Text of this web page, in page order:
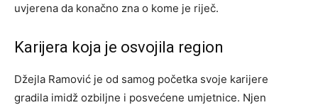
uvjerena da konačno zna o kome je riječ.
Karijera koja je osvojila region
Džejla Ramović je od samog početka svoje karijere
gradila imidž ozbiljne i posvećene umjetnice. Njen